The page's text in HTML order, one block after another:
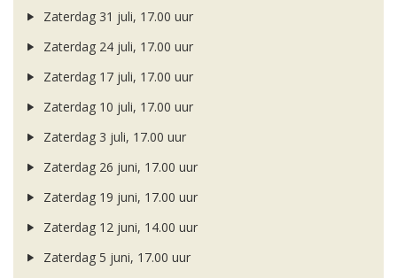
Zaterdag 31 juli, 17.00 uur
Zaterdag 24 juli, 17.00 uur
Zaterdag 17 juli, 17.00 uur
Zaterdag 10 juli, 17.00 uur
Zaterdag 3 juli, 17.00 uur
Zaterdag 26 juni, 17.00 uur
Zaterdag 19 juni, 17.00 uur
Zaterdag 12 juni, 14.00 uur
Zaterdag 5 juni, 17.00 uur